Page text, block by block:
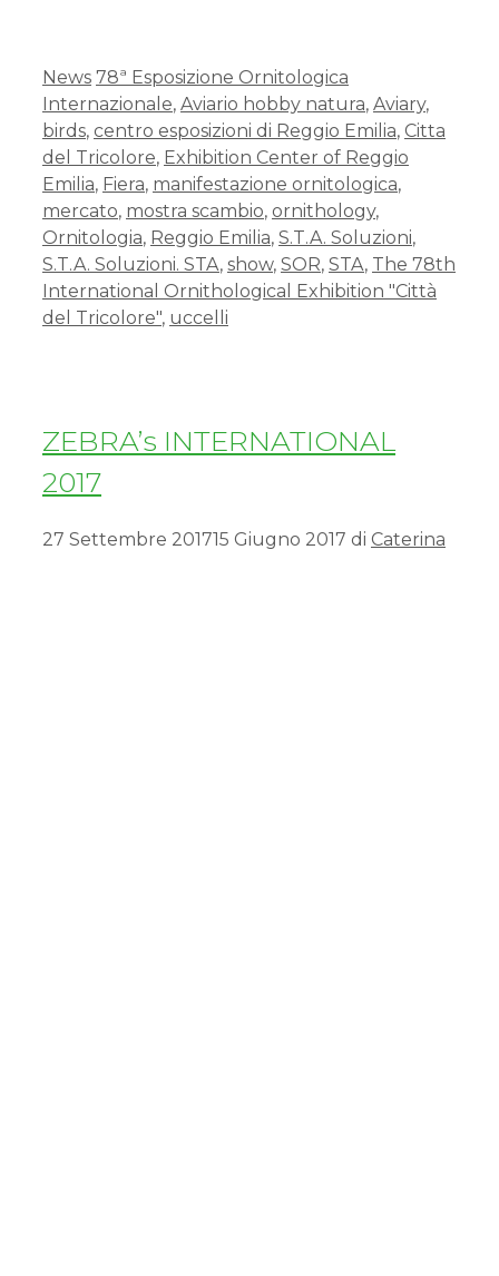
News 78ª Esposizione Ornitologica
Internazionale, Aviario hobby natura, Aviary,
birds, centro esposizioni di Reggio Emilia, Citta
del Tricolore, Exhibition Center of Reggio
Emilia, Fiera, manifestazione ornitologica,
mercato, mostra scambio, ornithology,
Ornitologia, Reggio Emilia, S.T.A. Soluzioni,
S.T.A. Soluzioni. STA, show, SOR, STA, The 78th
International Ornithological Exhibition "Città
del Tricolore", uccelli
ZEBRA’s INTERNATIONAL
2017
27 Settembre 201715 Giugno 2017 di Caterina